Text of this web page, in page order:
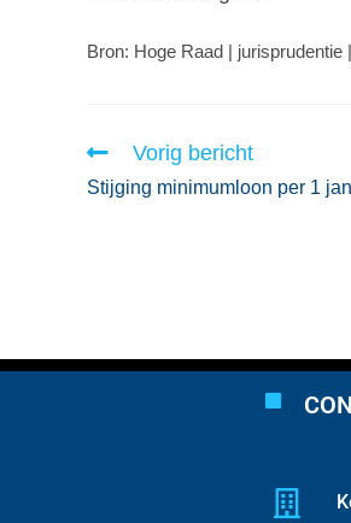
Bron: Hoge Raad |
Vorig bericht
Stijging minimumloon per 1